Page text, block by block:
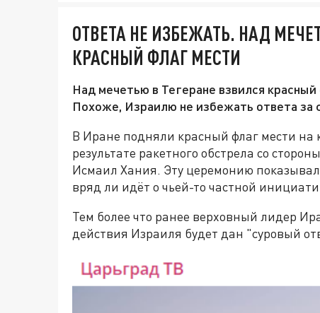
ОТВЕТА НЕ ИЗБЕЖАТЬ. НАД
КРАСНЫЙ ФЛАГ МЕСТИ
Над мечетью в Тегеране взвился
Похоже, Израилю не избежать ответа за
В Иране подняли красный флаг мести на
результате ракетного обстрела со
Исмаил Хания. Эту церемонию
вряд ли идёт о чьей-то частной
Тем более что ранее верховный лидер
действия Израиля будет дан "суровый